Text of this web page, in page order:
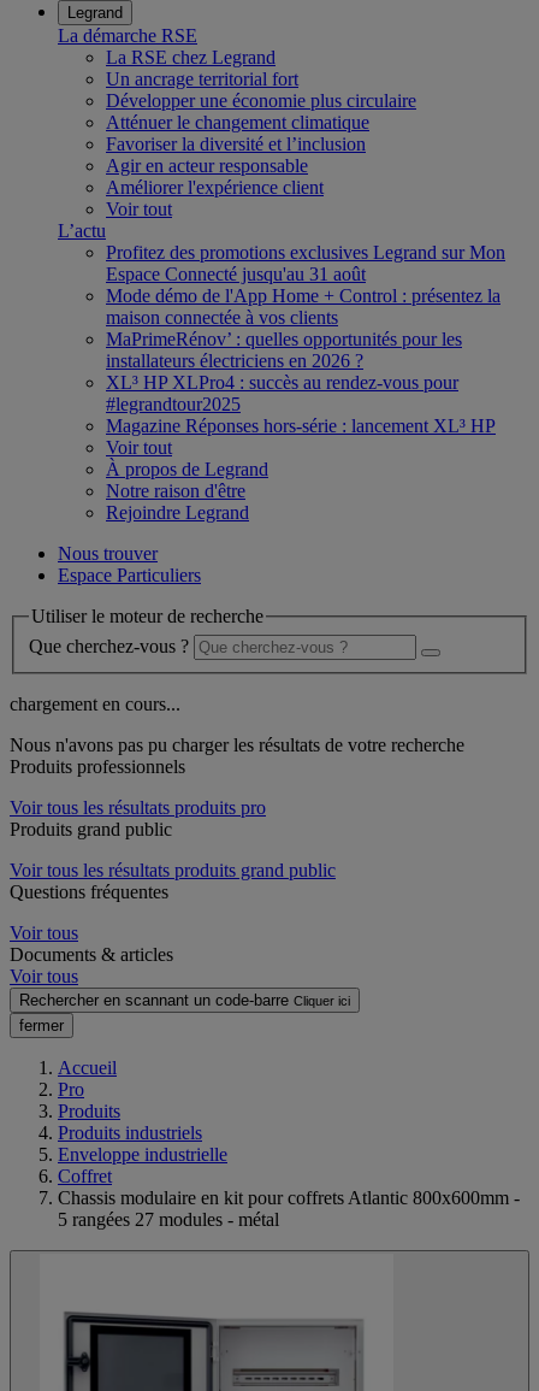
Legrand
La démarche RSE
La RSE chez Legrand
Un ancrage territorial fort
Développer une économie plus circulaire
Atténuer le changement climatique
Favoriser la diversité et l’inclusion
Agir en acteur responsable
Améliorer l'expérience client
Voir tout
L’actu
Profitez des promotions exclusives Legrand sur Mon
Espace Connecté jusqu'au 31 août
Mode démo de l'App Home + Control : présentez la
maison connectée à vos clients
MaPrimeRénov’ : quelles opportunités pour les
installateurs électriciens en 2026 ?
XL³ HP XLPro4 : succès au rendez-vous pour
#legrandtour2025
Magazine Réponses hors-série : lancement XL³ HP
Voir tout
À propos de Legrand
Notre raison d'être
Rejoindre Legrand
Nous trouver
Espace Particuliers
Utiliser le moteur de recherche
Que cherchez-vous ?
chargement en cours...
Nous n'avons pas pu charger les résultats de votre recherche
Produits professionnels
Voir tous les résultats produits pro
Produits grand public
Voir tous les résultats produits grand public
Questions fréquentes
Voir tous
Documents & articles
Voir tous
Rechercher en scannant un code-barre Cliquer ici
fermer
Accueil
Pro
Produits
Produits industriels
Enveloppe industrielle
Coffret
Chassis modulaire en kit pour coffrets Atlantic 800x600mm -
5 rangées 27 modules - métal